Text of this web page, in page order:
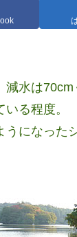
水は
る程度。
になった